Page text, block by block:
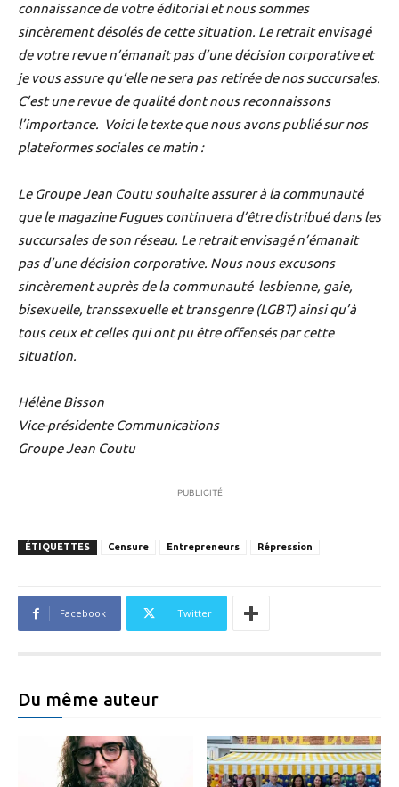
connaissance de votre éditorial et nous sommes
sincèrement désolés de cette situation. Le retrait envisagé
de votre revue n’émanait pas d’une décision corporative et
je vous assure qu’elle ne sera pas retirée de nos succursales.
C’est une revue de qualité dont nous reconnaissons
l’importance. Voici le texte que nous avons publié sur nos
plateformes sociales ce matin :
Le Groupe Jean Coutu souhaite assurer à la communauté
que le magazine Fugues continuera d’être distribué dans les
succursales de son réseau. Le retrait envisagé n’émanait
pas d’une décision corporative. Nous nous excusons
sincèrement auprès de la communauté lesbienne, gaie,
bisexuelle, transsexuelle et transgenre (LGBT) ainsi qu’à
tous ceux et celles qui ont pu être offensés par cette
situation.
Hélène Bisson
Vice-présidente Communications
Groupe Jean Coutu
PUBLICITÉ
ÉTIQUETTES Censure Entrepreneurs Répression
Facebook Twitter
Du même auteur